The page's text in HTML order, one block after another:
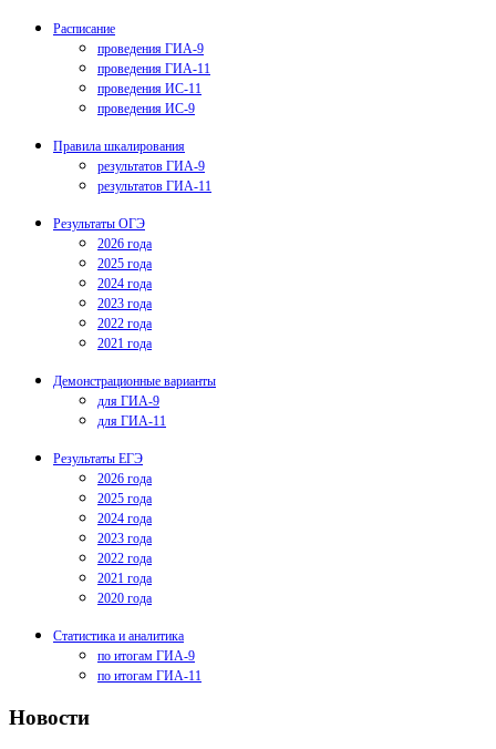
Расписание
проведения ГИА-9
проведения ГИА-11
проведения ИС-11
проведения ИС-9
Правила шкалирования
результатов ГИА-9
результатов ГИА-11
Результаты ОГЭ
2026 года
2025 года
2024 года
2023 года
2022 года
2021 года
Демонстрационные варианты
для ГИА-9
для ГИА-11
Результаты ЕГЭ
2026 года
2025 года
2024 года
2023 года
2022 года
2021 года
2020 года
Статистика и аналитика
по итогам ГИА-9
по итогам ГИА-11
Новости